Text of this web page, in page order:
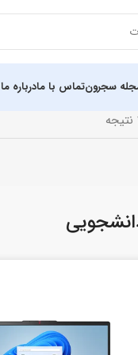
سجرونتماس با مادرباره ما